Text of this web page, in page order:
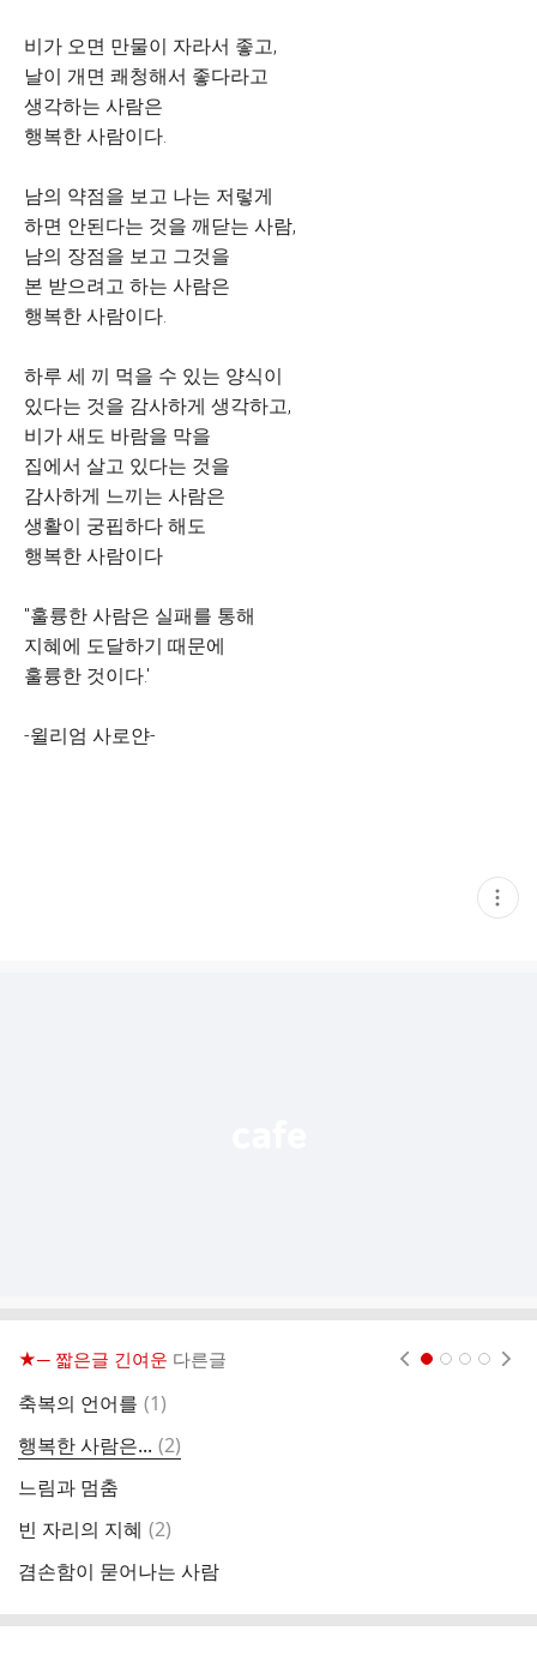
비가 오면 만물이 자라서 좋고,
날이 개면 쾌청해서 좋다라고
생각하는 사람은
행복한 사람이다.
남의 약점을 보고 나는 저렇게
하면 안된다는 것을 깨닫는 사람,
남의 장점을 보고 그것을
본 받으려고 하는 사람은
행복한 사람이다.
하루 세 끼 먹을 수 있는 양식이
있다는 것을 감사하게 생각하고,
비가 새도 바람을 막을
집에서 살고 있다는 것을
감사하게 느끼는 사람은
생활이 궁핍하다 해도
행복한 사람이다
"훌륭한 사람은 실패를 통해
지혜에 도달하기 때문에
훌륭한 것이다.'
-윌리엄 사로얀-
현
재
★─ 짧은글 긴여운 다른글
축복의 언어를 댓
(1)
행복한 사람은... 댓
글
(2)
느림과 멈춤
빈 자리의 지혜 댓
(2)
겸손함이 묻어나는 사람